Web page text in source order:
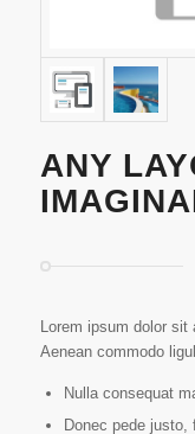
ANY
Lorem ipsum dolor
Aenean commodo
Nulla consequat
Donec pede justo,